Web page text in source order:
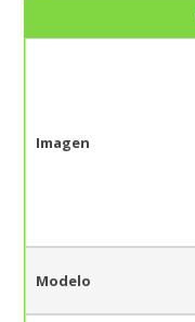
Imagen
Modelo